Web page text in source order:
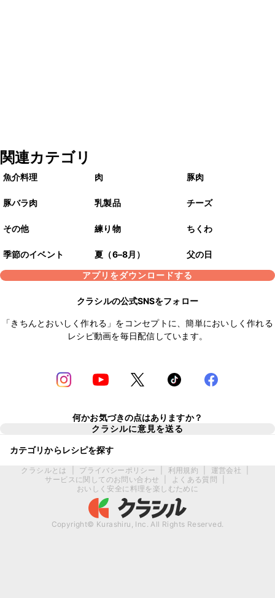
関連カテゴリ
魚介料理 肉 豚肉
豚バラ肉 乳製品 チーズ
その他 練り物 ちくわ
季節のイベント 夏（6–8月）
父の日
アプリをダウンロードする
クラシルの公式SNSをフォロー
「きちんとおいしく作れる」をコンセプトに、簡単においしく作れる
レシピ動画を毎日配信しています。
何かお気づきの点はありますか？
クラシルに意見を送る
カテゴリからレシピを探す
クラシルとは プライバシーポリシー 利用規約 運営会社
サービスに関してのお問い合わせ
よくある質問
おいしく安全に料理を楽しむために
Copyright© Kurashiru, Inc. All Rights Reserved.